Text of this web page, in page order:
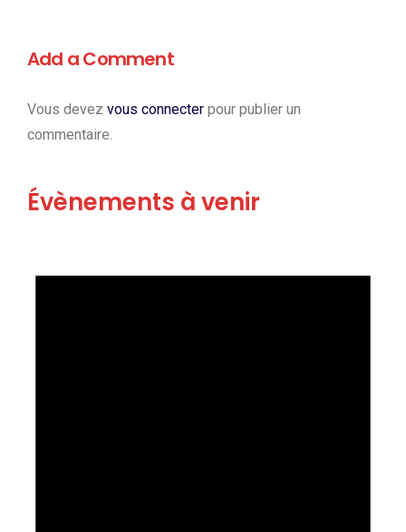
Add a Comment
Vous devez vous connecter pour publier un
commentaire.
Évènements à venir